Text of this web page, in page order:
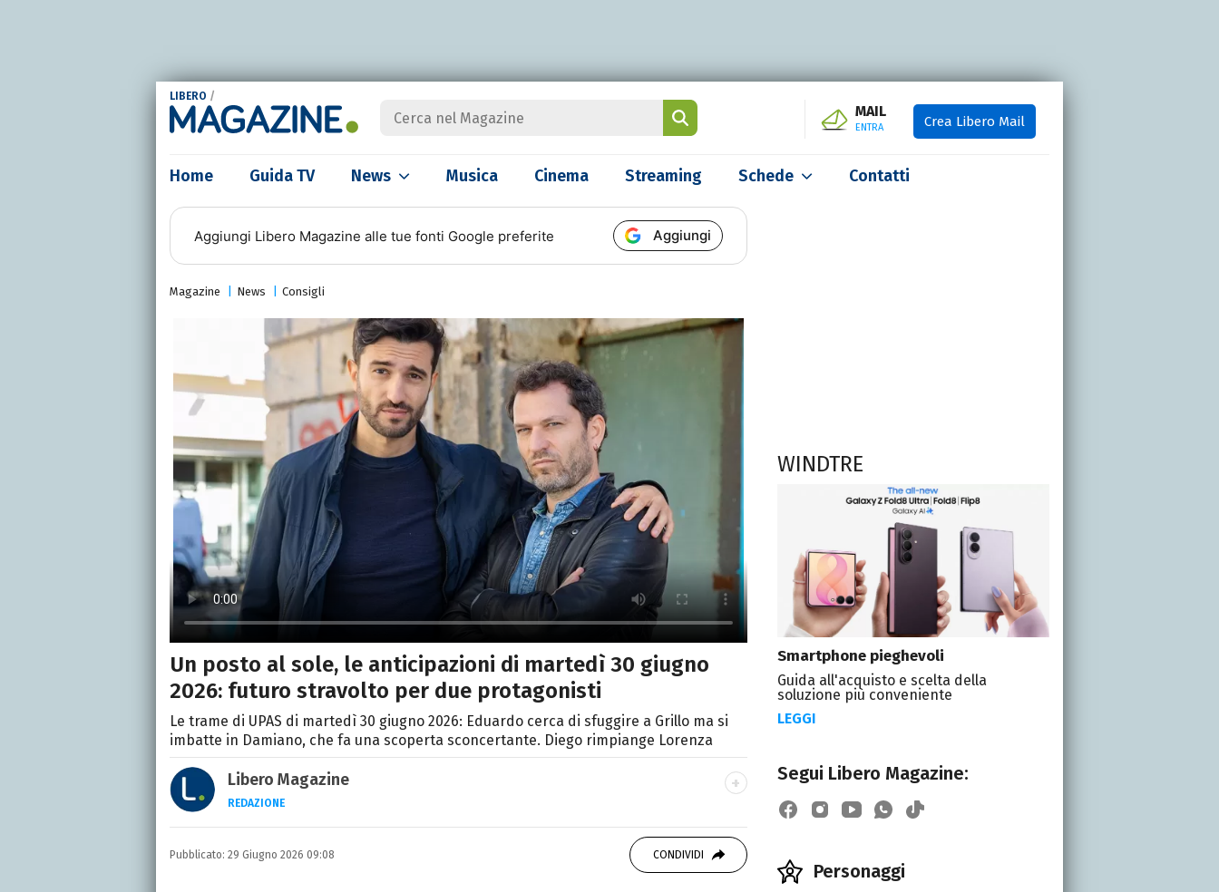
LIBERO /
MAIL
ENTRA Crea Libero Mail
Home Guida TV News Musica Cinema Streaming Schede Contatti
Aggiungi Libero Magazine alle tue fonti Google preferite Aggiungi
Magazine News Consigli
Un posto al sole, le anticipazioni di martedì 30 giugno
2026: futuro stravolto per due protagonisti
Le trame di UPAS di martedì 30 giugno 2026: Eduardo cerca di sfuggire a Grillo ma si
imbatte in Damiano, che fa una scoperta sconcertante. Diego rimpiange Lorenza
Libero Magazine
REDAZIONE
E-MAIL
INSTAGRAM FACEBOOK
Libero Magazine è il canale del portale Libero.it dedicato al mondo
Pubblicato: 29 Giugno 2026 09:08 CONDIVIDI
WINDTRE
Smartphone pieghevoli
Guida all'acquisto e scelta della
soluzione più conveniente
LEGGI
Segui Libero Magazine:
Personaggi